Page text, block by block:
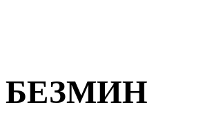
БЕЗМИН